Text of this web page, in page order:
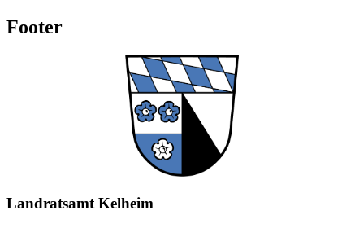
Footer
Landratsamt Kelheim